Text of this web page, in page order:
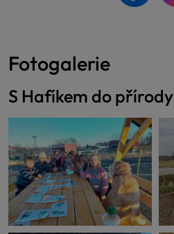
Fotogalerie
S Hafíkem do přírody